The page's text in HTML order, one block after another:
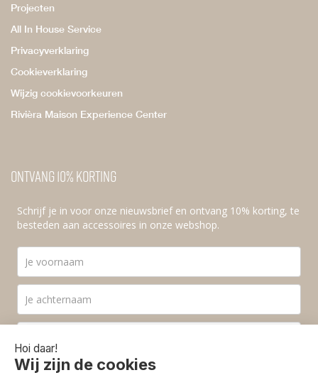
Projecten
All In House Service
Privacyverklaring
Cookieverklaring
Wijzig cookievoorkeuren
Rivièra Maison Experience Center
Ontvang 10% korting
Schrijf je in voor onze nieuwsbrief en ontvang 10% korting, te
besteden aan accessoires in onze webshop.
Ik ga akkoord met deprivacyvoorwaarden